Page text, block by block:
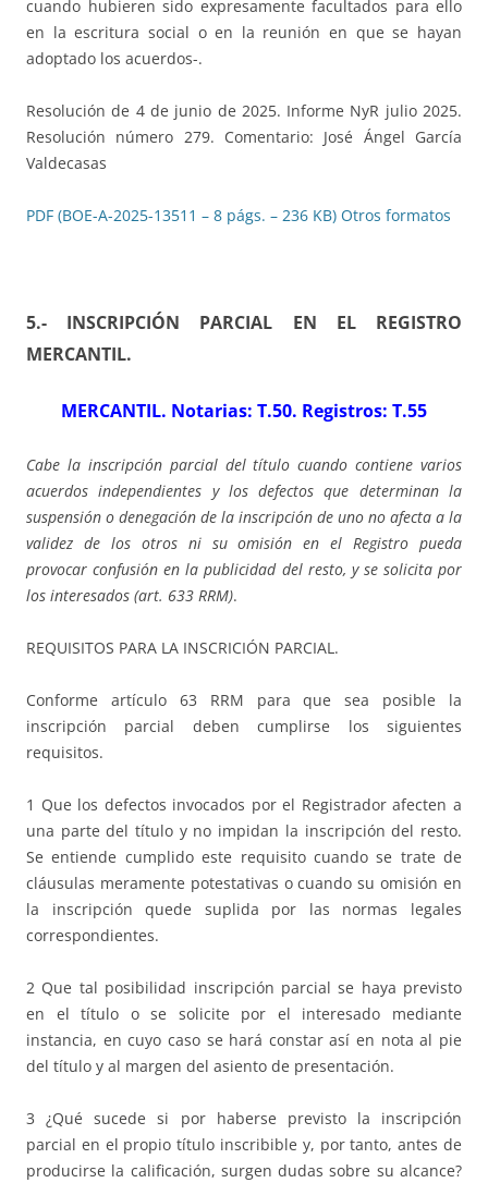
cuando hubieren sido expresamente facultados para ello
en la escritura social o en la reunión en que se hayan
adoptado los acuerdos-.
Resolución de 4 de junio de 2025. Informe NyR julio 2025.
Resolución número 279. Comentario: José Ángel García
Valdecasas
PDF (BOE-A-2025-13511 – 8 págs. – 236 KB) Otros formatos
5.- INSCRIPCIÓN PARCIAL EN EL REGISTRO
MERCANTIL.
MERCANTIL. Notarias: T.50. Registros: T.55
Cabe la inscripción parcial del título cuando contiene varios
acuerdos independientes y los defectos que determinan la
suspensión o denegación de la inscripción de uno no afecta a la
validez de los otros ni su omisión en el Registro pueda
provocar confusión en la publicidad del resto, y se solicita por
los interesados (art. 633 RRM).
REQUISITOS PARA LA INSCRICIÓN PARCIAL.
Conforme artículo 63 RRM para que sea posible la
inscripción parcial deben cumplirse los siguientes
requisitos.
1 Que los defectos invocados por el Registrador afecten a
una parte del título y no impidan la inscripción del resto.
Se entiende cumplido este requisito cuando se trate de
cláusulas meramente potestativas o cuando su omisión en
la inscripción quede suplida por las normas legales
correspondientes.
2 Que tal posibilidad inscripción parcial se haya previsto
en el título o se solicite por el interesado mediante
instancia, en cuyo caso se hará constar así en nota al pie
del título y al margen del asiento de presentación.
3 ¿Qué sucede si por haberse previsto la inscripción
parcial en el propio título inscribible y, por tanto, antes de
producirse la calificación, surgen dudas sobre su alcance?